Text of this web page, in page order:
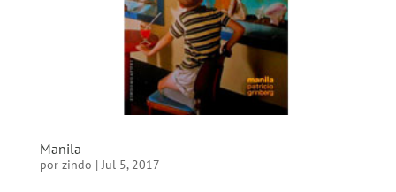
Manila
por zindo |Jul 5, 2017